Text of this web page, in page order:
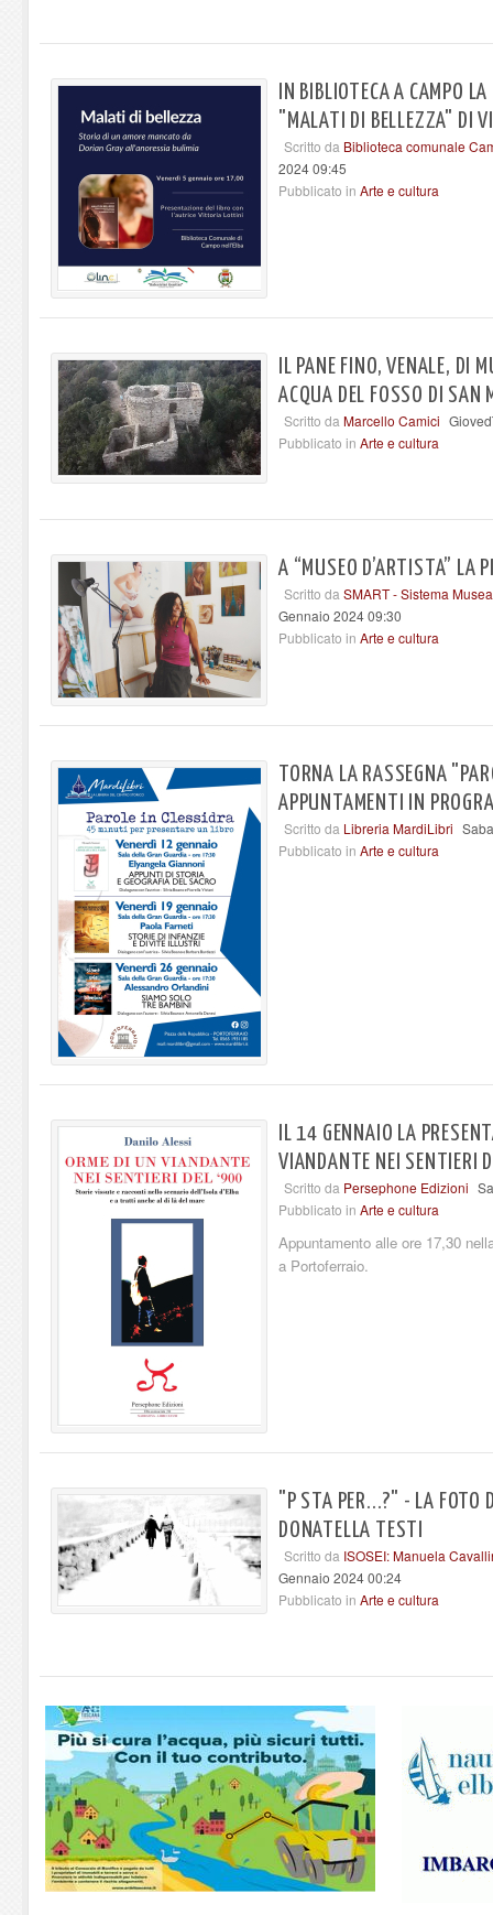
IN BIBLIOTECA A CAMPO
"MALATI DI BELLEZZA" DI
Scritto da Biblioteca comunale
2024 09:45
Pubblicato in Arte e cultura
IL PANE FINO, VENALE, DI
ACQUA DEL FOSSO DI SAN
Scritto da Marcello Camici
Pubblicato in Arte e cultura
A “MUSEO D’ARTISTA” LA
Scritto da SMART - Sistema
Gennaio 2024 09:30
Pubblicato in Arte e cultura
TORNA LA RASSEGNA
APPUNTAMENTI IN
Scritto da Libreria MardiLibri
Pubblicato in Arte e cultura
IL 14 GENNAIO LA
VIANDANTE NEI SENTIERI
Scritto da Persephone Edizioni
Pubblicato in Arte e cultura
Appuntamento alle ore 17,30
a Portoferraio.
"P STA PER...?" - LA FOTO
DONATELLA TESTI
Scritto da ISOSEI: Manuela
Gennaio 2024 00:24
Pubblicato in Arte e cultura